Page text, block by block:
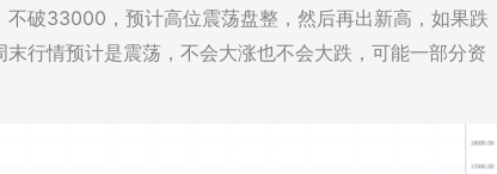
破33000，预计高位震荡盘整，然后再出新高，如果跌
行情预计是震荡，不会大涨也不会大跌，可能一部分资